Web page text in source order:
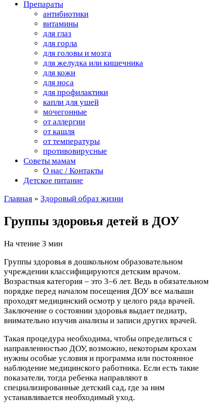
Препараты
антибиотики
витамины
для глаз
для горла
для головы и мозга
для желудка или кишечника
для кожи
для носа
для профилактики
капли для ушей
мочегонные
от аллергии
от кашля
от температуры
противовирусные
Советы мамам
О нас / Контакты
Детское питание
Главная » Здоровый образ жизни
Группы здоровья детей в ДОУ
На чтение 3 мин
Группы здоровья в дошкольном образовательном
учреждении классифицируются детским врачом.
Возрастная категория – это 3–6 лет. Ведь в обязательном
порядке перед началом посещения ДОУ все малыши
проходят медицинский осмотр у целого ряда врачей.
Заключение о состоянии здоровья выдает педиатр,
внимательно изучив анализы и записи других врачей.
Такая процедура необходима, чтобы определиться с
направленностью ДОУ, возможно, некоторым крохам
нужны особые условия и программа или постоянное
наблюдение медицинского работника. Если есть такие
показатели, тогда ребенка направляют в
специализированные детский сад, где за ним
устанавливается необходимый уход.